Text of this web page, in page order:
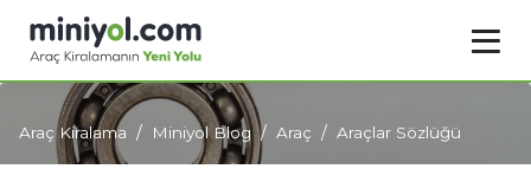
Araç Kiralama Miniyol Blog Araç Araçlar Sözlüğü